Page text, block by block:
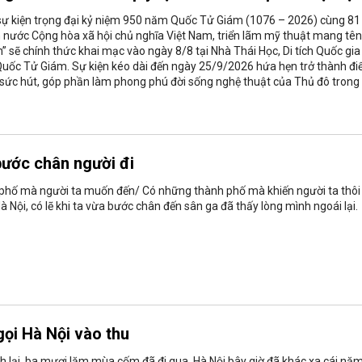
kiện trọng đại kỷ niệm 950 năm Quốc Tử Giám (1076 – 2026) cùng 81
Cộng hòa xã hội chủ nghĩa Việt Nam, triển lãm mỹ thuật mang tên
sẽ chính thức khai mạc vào ngày 8/8 tại Nhà Thái Học, Di tích Quốc
Tử Giám. Sự kiện kéo dài đến ngày 25/9/2026 hứa hẹn trở thành
hút, góp phần làm phong phú đời sống nghệ thuật của Thủ đô trong
chân người đi
mà người ta muốn đến/ Có những thành phố mà khiến người ta thôi
Nội, có lẽ khi ta vừa bước chân đến sân ga đã thấy lòng mình ngoái lại.
Hà Nội vào thu